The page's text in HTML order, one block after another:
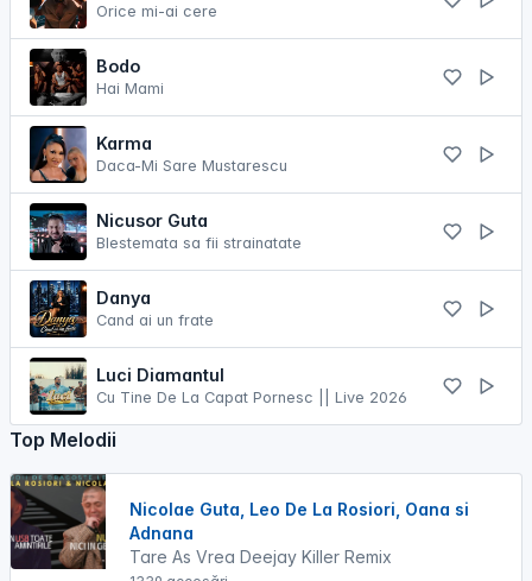
Orice mi-ai cere
Bodo
Hai Mami
Karma
Daca-Mi Sare Mustarescu
Nicusor Guta
Blestemata sa fii strainatate
Danya
Cand ai un frate
Luci Diamantul
Cu Tine De La Capat Pornesc || Live 2026
Top Melodii
Nicolae Guta, Leo De La Rosiori, Oana si
Adnana
Tare As Vrea Deejay Killer Remix